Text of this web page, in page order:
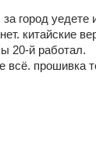
город уедете
китайские
20-й работал.
всё. прошивка